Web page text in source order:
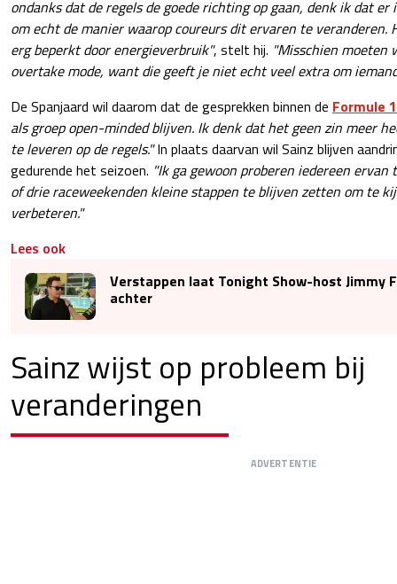
ondanks dat de regels de goede richting op gaan, denk ik dat
om echt de manier waarop coureurs dit ervaren te veranderen.
erg beperkt door energieverbruik", stelt hij. "Misschien moeten
overtake mode, want die geeft je niet echt veel extra om
De Spanjaard wil daarom dat de gesprekken binnen de Formule 1
als groep open-minded blijven. Ik denk dat het geen zin meer
te leveren op de regels."In plaats daarvan wil Sainz blijven
gedurende het seizoen. "Ik ga gewoon proberen iedereen
of drie raceweekenden kleine stappen te blijven zetten om te
verbeteren."
Lees ook
Verstappen laat Tonight Show-host Jimmy
achter
Sainz wijst op probleem bij
veranderingen
ADVERTENTIE